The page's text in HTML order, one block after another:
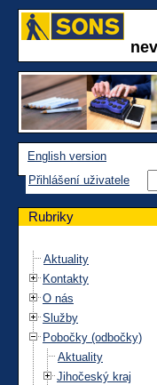
English version
Přihlášení uživatele
Rubriky
Aktuality
Kontakty
O nás
Služby
Pobočky (odbočky)
Aktuality
Jihočeský kraj